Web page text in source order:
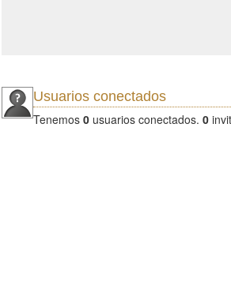
Usuarios conectados
Tenemos 0 usuarios conectados. 0